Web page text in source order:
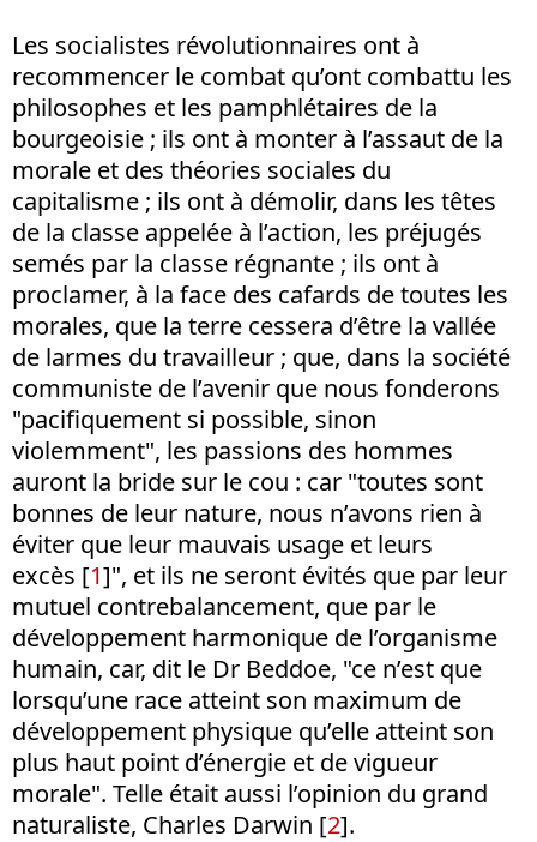
Les socialistes révolutionnaires ont à
recommencer le combat qu’ont combattu les
philosophes et les pamphlétaires de la
bourgeoisie ; ils ont à monter à l’assaut de la
morale et des théories sociales du
capitalisme ; ils ont à démolir, dans les têtes
de la classe appelée à l’action, les préjugés
semés par la classe régnante ; ils ont à
proclamer, à la face des cafards de toutes les
morales, que la terre cessera d’être la vallée
de larmes du travailleur ; que, dans la société
communiste de l’avenir que nous fonderons
"pacifiquement si possible, sinon
violemment", les passions des hommes
auront la bride sur le cou : car "toutes sont
bonnes de leur nature, nous n’avons rien à
éviter que leur mauvais usage et leurs
excès [1]", et ils ne seront évités que par leur
mutuel contrebalancement, que par le
développement harmonique de l’organisme
humain, car, dit le Dr Beddoe, "ce n’est que
lorsqu’une race atteint son maximum de
développement physique qu’elle atteint son
plus haut point d’énergie et de vigueur
morale". Telle était aussi l’opinion du grand
naturaliste, Charles Darwin [2].